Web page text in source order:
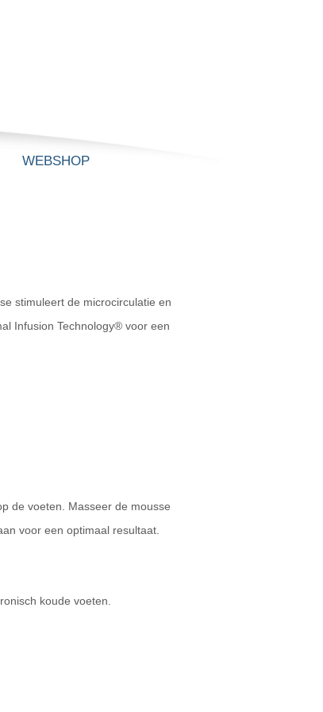
WEBSHOP
stimuleert de microcirculatie en
Infusion Technology® voor een
de voeten. Masseer de mousse
voor een optimaal resultaat.
koude voeten.